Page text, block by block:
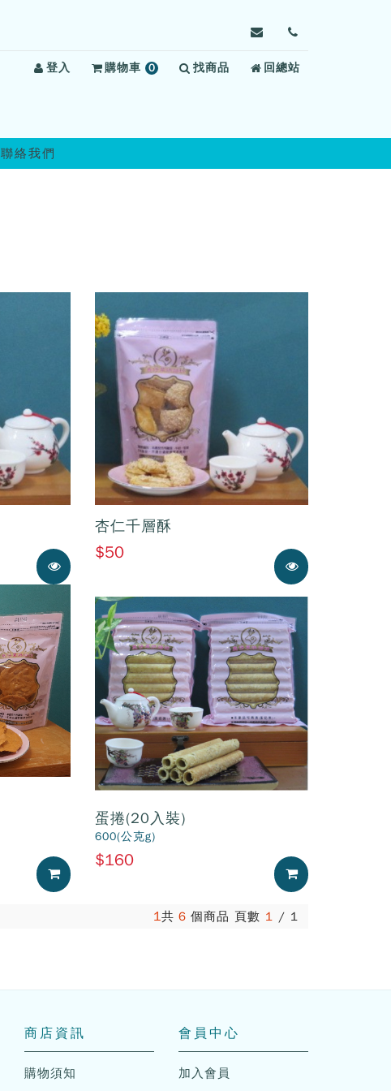
給
獄，
聯
登入 購物車 0項
找商品 回總站
聯絡我們
展示中
杏仁千層酥
$50
展示中
加入購物車
蛋捲(20入裝)
600(公克g)
$160
加入購物車
1共 6 個商品 頁數 1 / 1
商店資訊
購物須知
會員中心
加入會員